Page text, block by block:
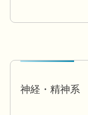
神経・精神系